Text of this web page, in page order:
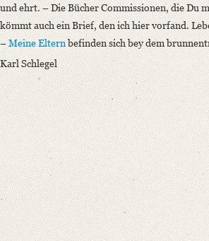
und ehrt. –Die Bücher Commissionen, die Du
kömmt auch ein Brief, den ich hier vorfand.
–Meine Elternbefinden sich bey dem
Karl Schlegel